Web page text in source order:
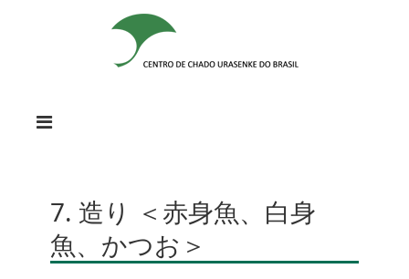
7. 造り ＜赤身魚、白身
魚、かつお＞